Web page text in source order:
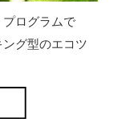
ログラムで
グ型のエコツ